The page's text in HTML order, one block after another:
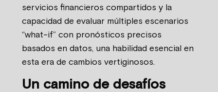
servicios financieros compartidos y la
capacidad de evaluar múltiples escenarios
“what-if” con pronósticos precisos
basados en datos, una habilidad esencial en
esta era de cambios vertiginosos.
Un camino de desafíos